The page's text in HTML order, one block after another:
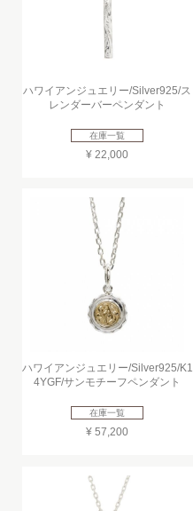
ハワイアンジュエリー/Silver925/ス
レンダーバーペンダント
在庫一覧
¥ 22,000
ハワイアンジュエリー/Silver925/K1
4YGF/サンモチーフペンダント
在庫一覧
¥ 57,200